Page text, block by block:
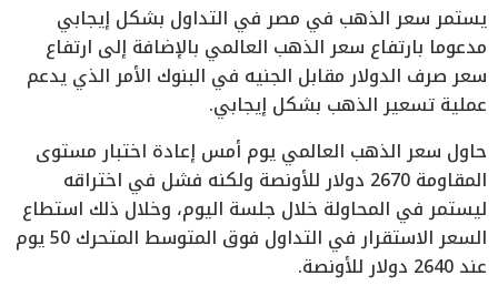
يستمر سعر الذهب في مصر في التداول بشكل إيجابي
مدعوما بارتفاع سعر الذهب العالمي بالإضافة إلى ارتفاع
سعر صرف الدولار مقابل الجنيه في البنوك الأمر الذي يدعم
عملية تسعير الذهب بشكل إيجابي.
حاول سعر الذهب العالمي يوم أمس إعادة اختبار مستوى
المقاومة 2670 دولار للأونصة ولكنه فشل في اختراقه
ليستمر في المحاولة خلال جلسة اليوم، وخلال ذلك استطاع
السعر الاستقرار في التداول فوق المتوسط المتحرك 50 يوم
عند 2640 دولار للأونصة.